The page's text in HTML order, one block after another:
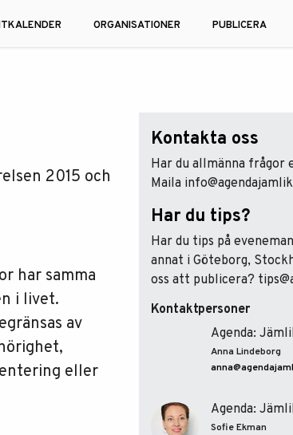
ORGANISATIONER PUBLICERA
2015 och
har samma
i livet.
av
eller
Kontakta oss
Har du allmänna frågor
Maila
Har du tips?
Har du tips på
annat i Göteborg,
oss att publicera?
Kontaktpersoner
Agenda:
Anna Lindeborg
Agenda:
Sofie Ekman